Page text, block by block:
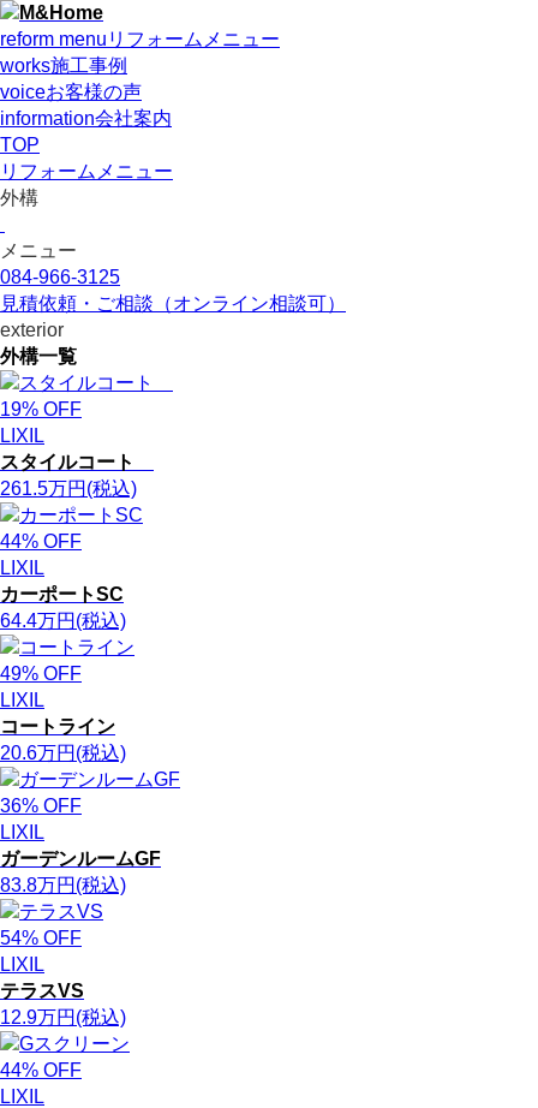
reform menu リフォームメニュー
works施工事例
voiceお客様の声
information会社案内
TOP
リフォームメニュー
外構
メニュー
084-966-3125
見積依頼・ご相談 （オンライン相談可）
exterior
外構一覧
19% OFF
LIXIL
スタイルコート
261.5万円 (税込)
44% OFF
LIXIL
カーポートSC
64.4万円 (税込)
49% OFF
LIXIL
コートライン
20.6万円 (税込)
36% OFF
LIXIL
ガーデンルームGF
83.8万円 (税込)
54% OFF
LIXIL
テラスVS
12.9万円 (税込)
44% OFF
LIXIL